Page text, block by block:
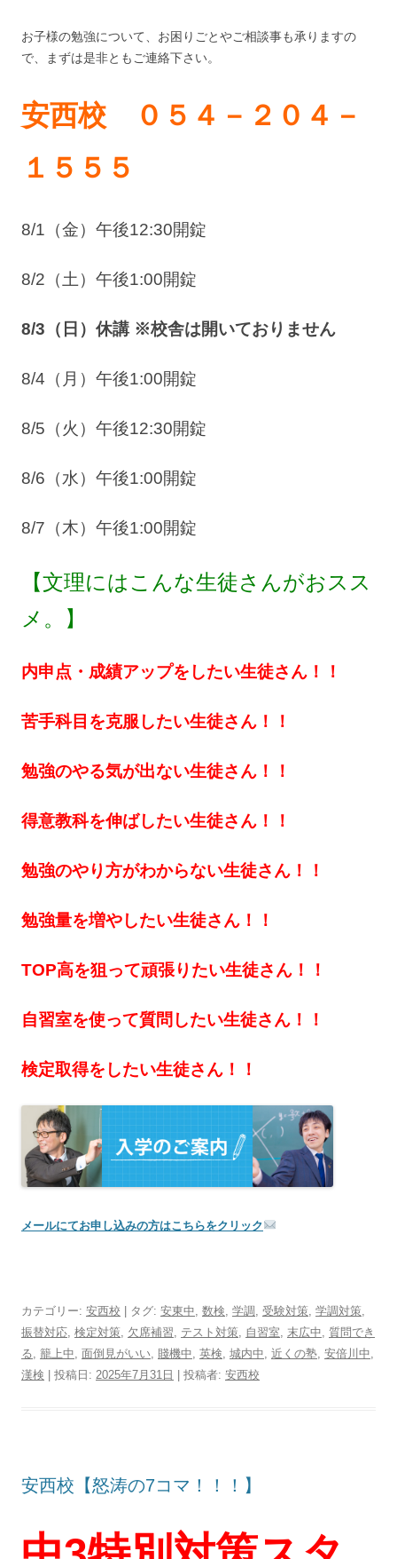
お子様の勉強について、お困りごとやご相談事も承りますの
で、まずは是非ともご連絡下さい。
安西校 ０５４－２０４－
１５５５
8/1（金）午後12:30開錠
8/2（土）午後1:00開錠
8/3（日）休講 ※校舎は開いておりません
8/4（月）午後1:00開錠
8/5（火）午後12:30開錠
8/6（水）午後1:00開錠
8/7（木）午後1:00開錠
【文理にはこんな生徒さんがおスス
メ。】
内申点・成績アップをしたい生徒さん！！
苦手科目を克服したい生徒さん！！
勉強のやる気が出ない生徒さん！！
得意教科を伸ばしたい生徒さん！！
勉強のやり方がわからない生徒さん！！
勉強量を増やしたい生徒さん！！
TOP高を狙って頑張りたい生徒さん！！
自習室を使って質問したい生徒さん！！
検定取得をしたい生徒さん！！
メールにてお申し込みの方はこちらをクリック
カテゴリー: 安西校 | タグ: 安東中 数検 学調 受験対策 学調対策
振替対応 検定対策 欠席補習 テスト対策 自習室 末広中 質問でき
る 籠上中 面倒見がいい 賤機中 英検 城内中 近くの塾 安倍川中
漢検 | 投稿日: 2025年7月31日 投稿者: 安西校
安西校【怒涛の7コマ！！！】